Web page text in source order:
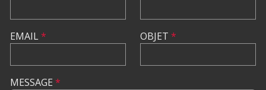
EMAIL* OBJET *
MESSAGE *